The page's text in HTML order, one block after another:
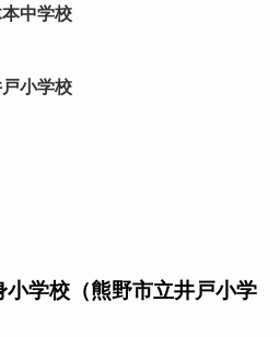
中学校
小学校
学校（熊野市立井戸小学